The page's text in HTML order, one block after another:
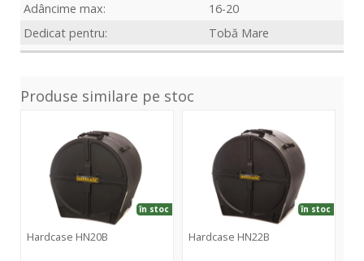
Adâncime max:
16-20
Dedicat pentru:
Tobă Mare
Produse similare pe stoc
Hardcase HN20B
în stoc
Hardcase HN22B
în stoc